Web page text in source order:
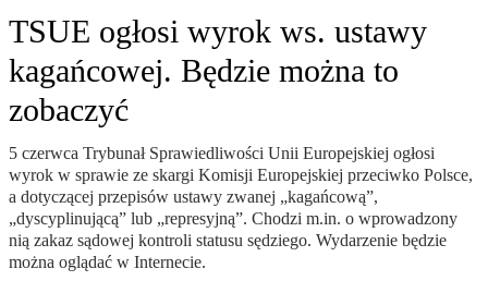
TSUE ogłosi wyrok ws. ustawy
kagańcowej. Będzie można to
zobaczyć
5 czerwca Trybunał Sprawiedliwości Unii Europejskiej ogłosi
wyrok w sprawie ze skargi Komisji Europejskiej przeciwko Polsce,
a dotyczącej przepisów ustawy zwanej „kagańcową”,
„dyscyplinującą” lub „represyjną”. Chodzi m.in. o wprowadzony
nią zakaz sądowej kontroli statusu sędziego. Wydarzenie będzie
można oglądać w Internecie.